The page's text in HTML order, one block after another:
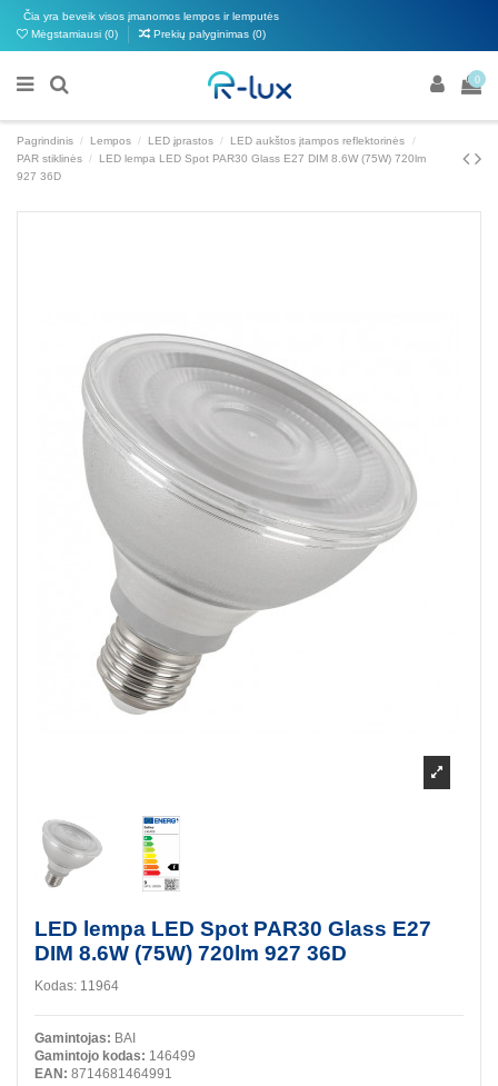
Čia yra beveik visos įmanomos lempos ir lemputės
Mėgstamiausi (0) Prekių palyginimas (0)
0
Pagrindinis Lempos LED įprastos
LED aukštos įtampos reflektorinės
PAR stiklinės
LED lempa LED Spot PAR30 Glass E27 DIM 8.6W (75W) 720lm
927 36D
LED lempa LED Spot PAR30 Glass E27
DIM 8.6W (75W) 720lm 927 36D
Kodas: 11964
Gamintojas: BAI
Gamintojo kodas: 146499
EAN: 8714681464991